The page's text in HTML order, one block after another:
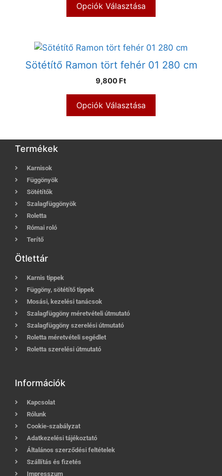
Opciók Választása
Sötétítő Ramon tört fehér 01 280 cm
9,800 Ft
Opciók Választása
Termékek
Karnisok
Függönyök
Sötétítők
Szalagfüggönyök
Roletta
Római roló
Terítő
Ötlettár
Karnis tippek
Függöny, sötétítő tippek
Mosási, kezelési tanácsok
Szalagfüggöny méretvételi útmutató
Szalagfüggöny szerelési útmutató
Roletta méretvételi segédlet
Roletta szerelési útmutató
Információk
Kapcsolat
Rólunk
Cookie-szabályzat
Adatkezelési tájékoztató
Általános szerződési feltételek
Szállítás és fizetés
Impresszum